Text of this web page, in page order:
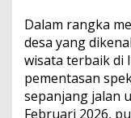
i
p
u
r
n
Dalam rangka
desa yang
wisata terbaik di
pementasan
sepanjang jalan
Februari 2026,